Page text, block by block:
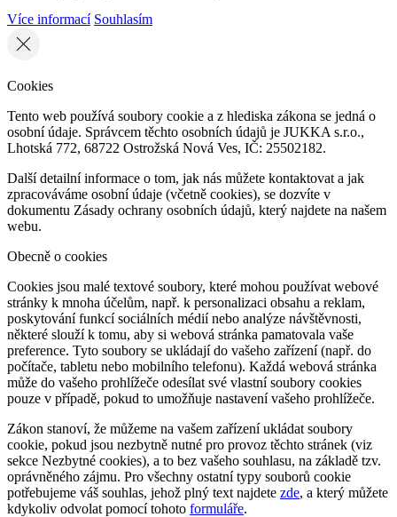
Více informací Souhlasím
Cookies
Tento web používá soubory cookie a z hlediska zákona se jedná o
osobní údaje. Správcem těchto osobních údajů je JUKKA s.r.o.,
Lhotská 772, 68722 Ostrožská Nová Ves, IČ: 25502182.
Další detailní informace o tom, jak nás můžete kontaktovat a jak
zpracováváme osobní údaje (včetně cookies), se dozvíte v
dokumentu Zásady ochrany osobních údajů, který najdete na našem
webu.
Obecně o cookies
Cookies jsou malé textové soubory, které mohou používat webové
stránky k mnoha účelům, např. k personalizaci obsahu a reklam,
poskytování funkcí sociálních médií nebo analýze návštěvnosti,
některé slouží k tomu, aby si webová stránka pamatovala vaše
preference. Tyto soubory se ukládají do vašeho zařízení (např. do
počítače, tabletu nebo mobilního telefonu). Každá webová stránka
může do vašeho prohlížeče odesílat své vlastní soubory cookies
pouze v případě, pokud to umožňuje nastavení vašeho prohlížeče.
Zákon stanoví, že můžeme na vašem zařízení ukládat soubory
cookie, pokud jsou nezbytně nutné pro provoz těchto stránek (viz
sekce Nezbytné cookies), a to bez vašeho souhlasu, na základě tzv.
oprávněného zájmu. Pro všechny ostatní typy souborů cookie
potřebujeme váš souhlas, jehož plný text najdete zde, a který můžete
kdykoliv odvolat pomocí tohoto formuláře.